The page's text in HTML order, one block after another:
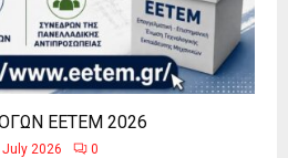
ΕΕΤΕΜ 2026
July 2026 0